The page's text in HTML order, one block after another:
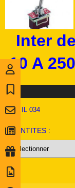
Inter
10 A
Ref : IL 034
QUANTITES :